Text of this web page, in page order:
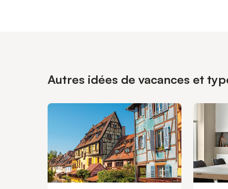
Autres idées de vacances et